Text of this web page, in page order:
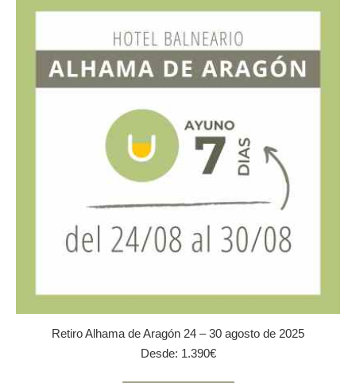
variantes.
opciones
pueden
elegir
la
página
de
producto
Retiro Alhama de Aragón 24 – 30 agosto de 2025
Desde: 1.390€